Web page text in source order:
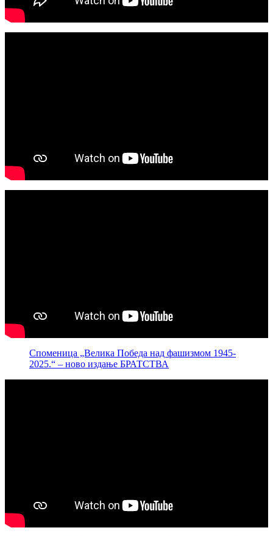
Споменица „Велика Победа над фашизмом 1945-
2025.“ – ново издање БРАТСТВА